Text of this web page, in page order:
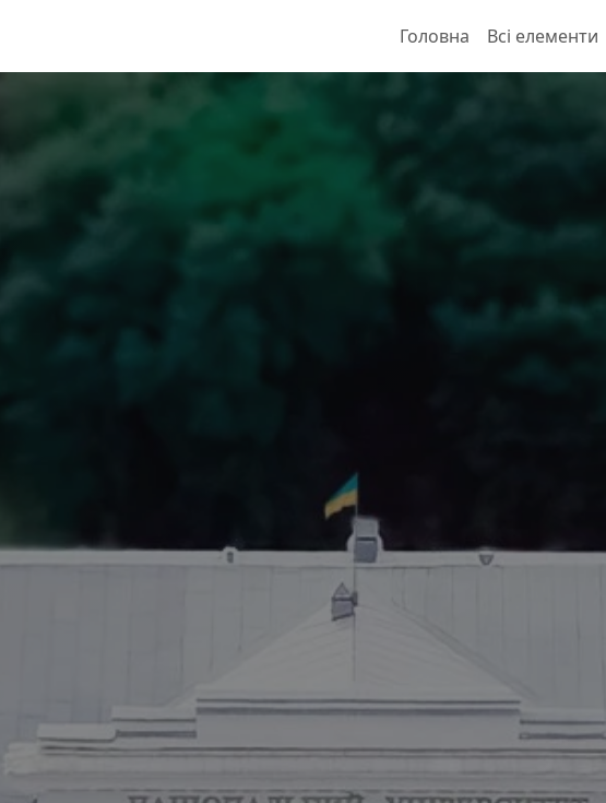
Головна Всі елементи